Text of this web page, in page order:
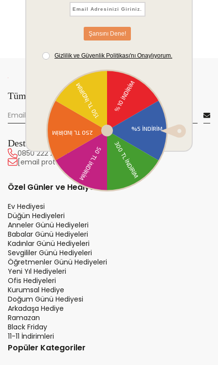
Tüm yeniliklerden önce sen haberdar ol!
Destek Hattı
0850 222 20 63
[email protected]
Özel Günler ve Hediye
Ev Hediyesi
Düğün Hediyeleri
Anneler Günü Hediyeleri
Babalar Günü Hediyeleri
Kadınlar Günü Hediyeleri
Sevgililer Günü Hediyeleri
Öğretmenler Günü Hediyeleri
Yeni Yıl Hediyeleri
Ofis Hediyeleri
Kurumsal Hediye
Doğum Günü Hediyesi
Arkadaşa Hediye
Ramazan
Black Friday
11-11 İndirimleri
Popüler Kategoriler